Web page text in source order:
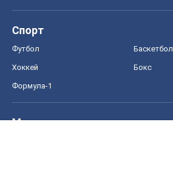
Спорт
Футбол Баскетбол
Хоккей Бокс
Формула-1
Моя школа